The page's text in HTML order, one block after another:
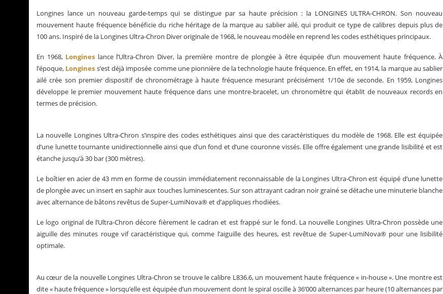
Longines lance un nouveau garde-temps qui se distingue par sa haute précision : la LONGINES ULTRA-CHRON. Son nouveau
mouvement haute fréquence bénéficie du riche héritage de la marque au sablier ailé, qui produit ce type de calibres depuis plus de
100 ans. Inspiré de la Longines Ultra-Chron Diver originale de 1968, le nouveau modèle en reprend les codes esthétiques principaux.
En 1968, Longines lance l’Ultra-Chron Diver, la première montre de plongée à être équipée d’un mouvement haute fréquence. À
l’époque, Longines s’est déjà imposée comme une pionnière de la technologie haute fréquence. En effet, en 1914, la marque au sablier
ailé crée son premier dispositif de chronométrage à haute fréquence mesurant précisément 1/10e de seconde. En 1959, Longines
développe le premier mouvement haute fréquence dans une montre-bracelet, un chronomètre qui établit de nouveaux records en
termes de précision.
La nouvelle Longines Ultra-Chron s’inspire des codes esthétiques ainsi que des caractéristiques du modèle de 1968. Elle est équipée
d’une lunette tournante unidirectionnelle ainsi que d’un fond et d’une couronne vissés. Elle offre également une grande lisibilité et est
étanche jusqu’à 30 bar (300 mètres).
Le boîtier en acier de 43 mm en forme de coussin immédiatement reconnaissable de la Longines Ultra-Chron est équipé d’une lunette
de plongée avec un insert en saphir aux touches luminescentes. Sur son attrayant cadran noir grainé se détache une minuterie blanche
avec alternance de bâtons revêtus de Super-LumiNova® et d’appliques rhodiées.
Le logo original de l’Ultra-Chron décore fièrement le cadran et est frappé sur le fond. La nouvelle Longines Ultra-Chron possède une
aiguille des minutes rouge vif caractéristique qui, comme l’aiguille des heures, est revêtue de Super-LumiNova® pour une lisibilité
optimale.
Au cœur de la nouvelle Longines Ultra-Chron se trouve le calibre L836.6, un mouvement haute fréquence « in-house ». Une montre est
dite « haute fréquence » lorsqu’elle est équipée d’un mouvement dont le spiral oscille à 36’000 alternances par heure (10 alternances par
La Santos de Cartier Le business des montres en 2025 Les grandes complications